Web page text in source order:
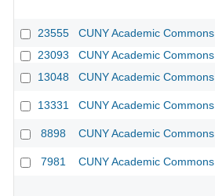
23555 CUNY Academic Commons
23093
CUNY Academic Commons
13048
CUNY Academic Commons
13331 CUNY Academic Commons
8898 CUNY Academic Commons
7981 CUNY Academic Commons